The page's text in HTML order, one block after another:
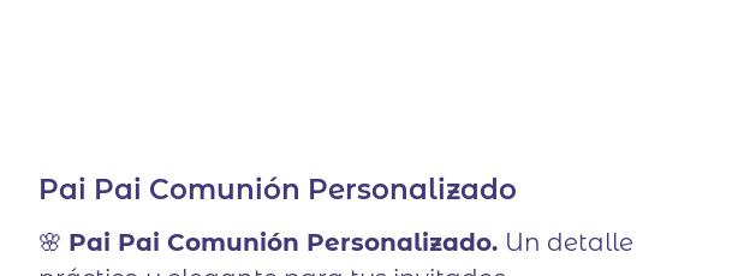
Pai Pai Comunión Personalizado
🌸 Pai Pai Comunión Personalizado. Un detalle